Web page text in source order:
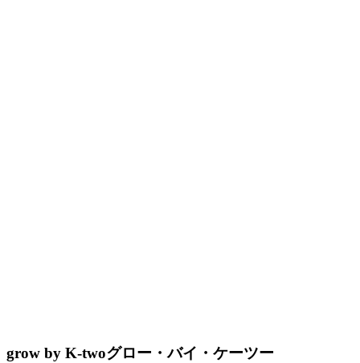
grow by K-twoグロー・バイ・ケーツー